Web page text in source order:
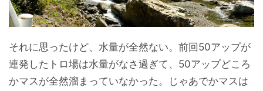
それに思ったけど、水量が全然ない。前回50アップが
連発したトロ場は水量がなさ過ぎて、50アップどころ
かマスが全然溜まっていなかった。じゃあでかマスは